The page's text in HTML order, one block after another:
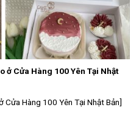
ở Cửa Hàng 100 Yên Tại Nhật
Cửa Hàng 100 Yên Tại Nhật Bản]